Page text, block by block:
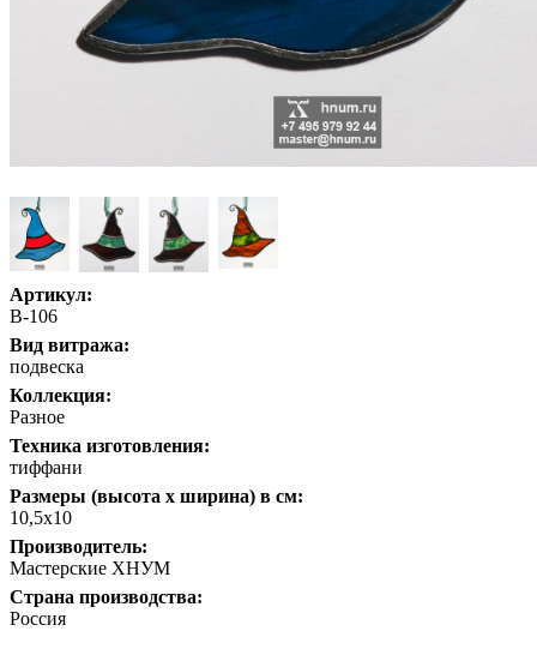
Артикул:
В-106
Вид витража:
подвеска
Коллекция:
Разное
Техника изготовления:
тиффани
Размеры (высота х ширина) в см:
10,5х10
Производитель:
Мастерские ХНУМ
Страна производства:
Россия